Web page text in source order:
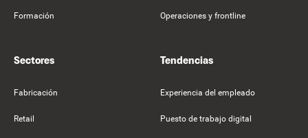
Formación Operaciones y frontline
Sectores
Fabricación
Retail
Tendencias
Experiencia del empleado
Puesto de trabajo digital